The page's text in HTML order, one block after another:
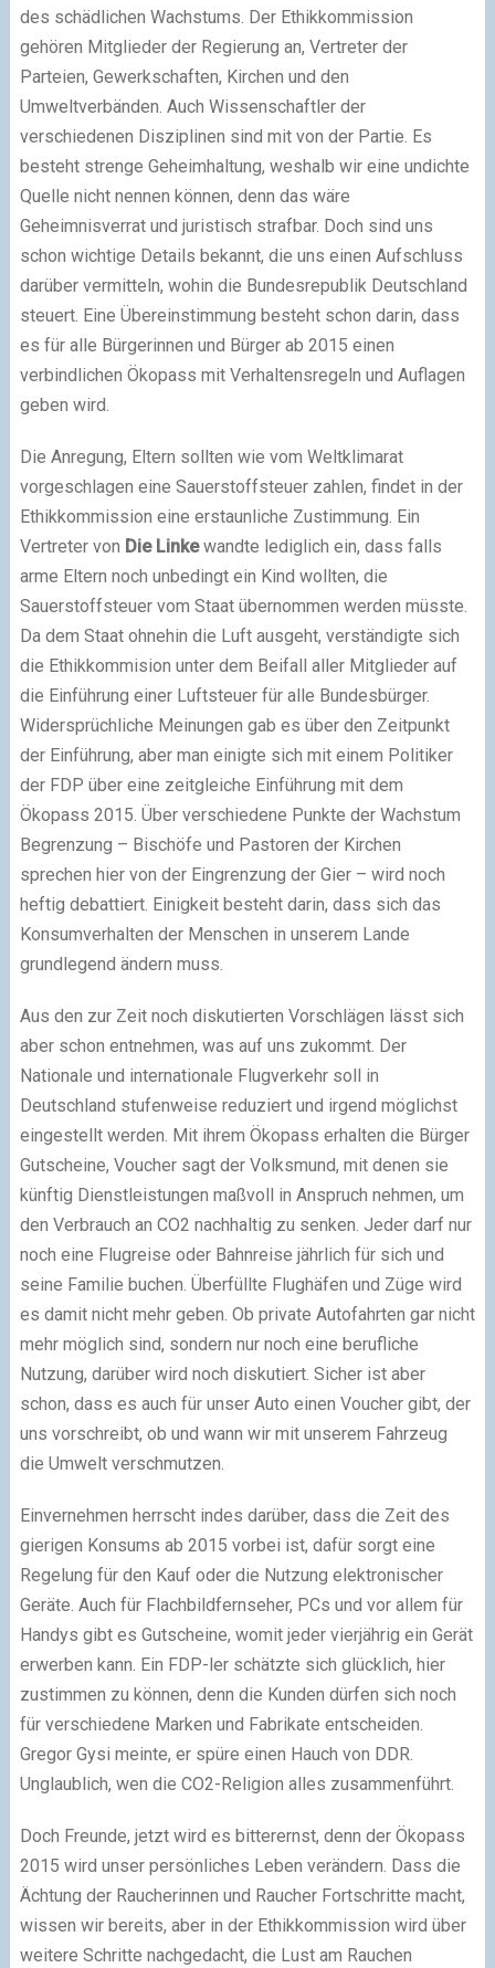
des schädlichen Wachstums. Der Ethikkommission
gehören Mitglieder der Regierung an, Vertreter der
Parteien, Gewerkschaften, Kirchen und den
Umweltverbänden. Auch Wissenschaftler der
verschiedenen Disziplinen sind mit von der Partie. Es
besteht strenge Geheimhaltung, weshalb wir eine undichte
Quelle nicht nennen können, denn das wäre
Geheimnisverrat und juristisch strafbar. Doch sind uns
schon wichtige Details bekannt, die uns einen Aufschluss
darüber vermitteln, wohin die Bundesrepublik Deutschland
steuert. Eine Übereinstimmung besteht schon darin, dass
es für alle Bürgerinnen und Bürger ab 2015 einen
verbindlichen Ökopass mit Verhaltensregeln und Auflagen
geben wird.
Die Anregung, Eltern sollten wie vom Weltklimarat
vorgeschlagen eine Sauerstoffsteuer zahlen, findet in der
Ethikkommission eine erstaunliche Zustimmung. Ein
Vertreter von Die Linkewandte lediglich ein, dass falls
arme Eltern noch unbedingt ein Kind wollten, die
Sauerstoffsteuer vom Staat übernommen werden müsste.
Da dem Staat ohnehin die Luft ausgeht, verständigte sich
die Ethikkommision unter dem Beifall aller Mitglieder auf
die Einführung einer Luftsteuer für alle Bundesbürger.
Widersprüchliche Meinungen gab es über den Zeitpunkt
der Einführung, aber man einigte sich mit einem Politiker
der FDP über eine zeitgleiche Einführung mit dem
Ökopass 2015. Über verschiedene Punkte der Wachstum
Begrenzung – Bischöfe und Pastoren der Kirchen
sprechen hier von der Eingrenzung der Gier – wird noch
heftig debattiert. Einigkeit besteht darin, dass sich das
Konsumverhalten der Menschen in unserem Lande
grundlegend ändern muss.
Aus den zur Zeit noch diskutierten Vorschlägen lässt sich
aber schon entnehmen, was auf uns zukommt. Der
Nationale und internationale Flugverkehr soll in
Deutschland stufenweise reduziert und irgend möglichst
eingestellt werden. Mit ihrem Ökopass erhalten die Bürger
Gutscheine, Voucher sagt der Volksmund, mit denen sie
künftig Dienstleistungen maßvoll in Anspruch nehmen, um
den Verbrauch an CO2 nachhaltig zu senken. Jeder darf nur
noch eine Flugreise oder Bahnreise jährlich für sich und
seine Familie buchen. Überfüllte Flughäfen und Züge wird
es damit nicht mehr geben. Ob private Autofahrten gar nicht
mehr möglich sind, sondern nur noch eine berufliche
Nutzung, darüber wird noch diskutiert. Sicher ist aber
schon, dass es auch für unser Auto einen Voucher gibt, der
uns vorschreibt, ob und wann wir mit unserem Fahrzeug
die Umwelt verschmutzen.
Einvernehmen herrscht indes darüber, dass die Zeit des
gierigen Konsums ab 2015 vorbei ist, dafür sorgt eine
Regelung für den Kauf oder die Nutzung elektronischer
Geräte. Auch für Flachbildfernseher, PCs und vor allem für
Handys gibt es Gutscheine, womit jeder vierjährig ein Gerät
erwerben kann. Ein FDP-ler schätzte sich glücklich, hier
zustimmen zu können, denn die Kunden dürfen sich noch
für verschiedene Marken und Fabrikate entscheiden.
Gregor Gysi meinte, er spüre einen Hauch von DDR.
Unglaublich, wen die CO2-Religion alles zusammenführt.
Doch Freunde, jetzt wird es bitterernst, denn der Ökopass
2015 wird unser persönliches Leben verändern. Dass die
Ächtung der Raucherinnen und Raucher Fortschritte macht,
wissen wir bereits, aber in der Ethikkommission wird über
weitere Schritte nachgedacht, die Lust am Rauchen